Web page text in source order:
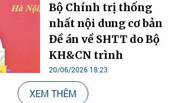
Bộ Chính trị thống
nhất nội dung cơ bản
Đề án về SHTT do Bộ
KH&CN trình
20/06/2026 18:23
XEM THÊM